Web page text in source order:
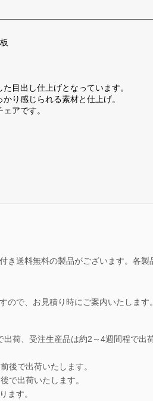
目出し仕上げとなっています。
り感じられる素材と仕上げ。
アです。
き送料無料の製品がございます。各製
ので、お見積り時にご案内いたします。
荷、受注生産品は約2～4週間程で出
後で出荷いたします。
で出荷いたします。
ます。